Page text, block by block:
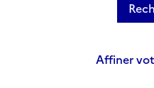
Affiner